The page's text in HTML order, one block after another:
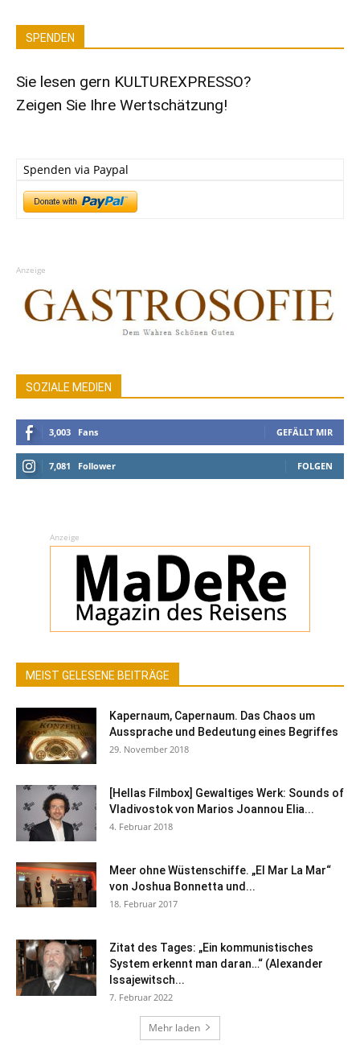
SPENDEN
Sie lesen gern KULTUREXPRESSO?
Zeigen Sie Ihre Wertschätzung!
Spenden via Paypal
Anzeige
SOZIALE MEDIEN
3,003 Fans GEFÄLLT MIR
7,081 Follower FOLGEN
Anzeige
MEIST GELESENE BEITRÄGE
Kapernaum, Capernaum. Das Chaos um
Aussprache und Bedeutung eines Begriffes
29. November 2018
[Hellas Filmbox] Gewaltiges Werk: Sounds of
Vladivostok von Marios Joannou Elia...
4. Februar 2018
Meer ohne Wüstenschiffe. „El Mar La Mar“
von Joshua Bonnetta und...
18. Februar 2017
Zitat des Tages: „Ein kommunistisches
System erkennt man daran…“ (Alexander
Issajewitsch...
7. Februar 2022
Mehr laden